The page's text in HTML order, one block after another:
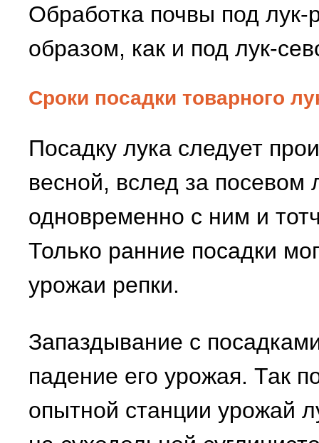
Обработка почвы под лук-
образом, как и под лук-
Сроки посадки товарного
Посадку лука следует
весной, вслед за посевом
одновременно с ним и
Только ранние посадки
урожаи репки.
Запаздывание с
падение его урожая. Так
опытной станции урожай